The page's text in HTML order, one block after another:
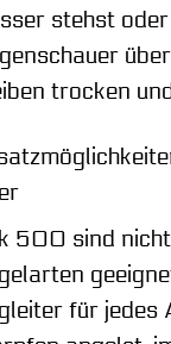
stehst
trocken
500 sind
für jedes